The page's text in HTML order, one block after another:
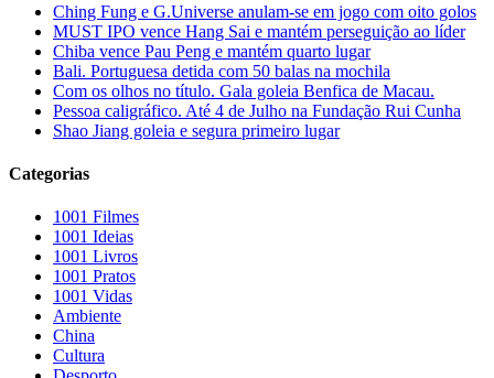
Ching Fung e G.Universe anulam-se em jogo com oito golos
MUST IPO vence Hang Sai e mantém perseguição ao líder
Chiba vence Pau Peng e mantém quarto lugar
Bali. Portuguesa detida com 50 balas na mochila
Com os olhos no título. Gala goleia Benfica de Macau.
Pessoa caligráfico. Até 4 de Julho na Fundação Rui Cunha
Shao Jiang goleia e segura primeiro lugar
Categorias
1001 Filmes
1001 Ideias
1001 Livros
1001 Pratos
1001 Vidas
Ambiente
China
Cultura